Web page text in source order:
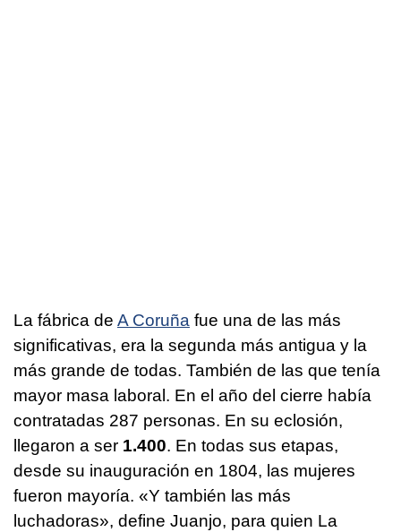
La fábrica de A Coruña fue una de las más
significativas, era la segunda más antigua y la
más grande de todas. También de las que tenía
mayor masa laboral. En el año del cierre había
contratadas 287 personas. En su eclosión,
llegaron a ser 1.400. En todas sus etapas,
desde su inauguración en 1804, las mujeres
fueron mayoría. «Y también las más
luchadoras», define Juanjo, para quien La